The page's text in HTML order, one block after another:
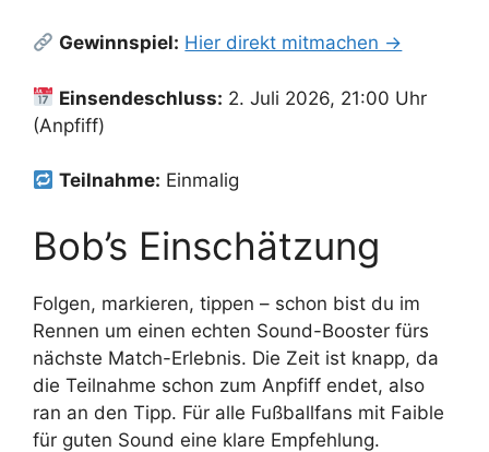
Gewinnspiel: Hier direkt mitmachen →
Einsendeschluss: 2. Juli 2026, 21:00 Uhr
(Anpfiff)
Teilnahme: Einmalig
Bob’s Einschätzung
Folgen, markieren, tippen – schon bist du im
Rennen um einen echten Sound-Booster fürs
nächste Match-Erlebnis. Die Zeit ist knapp, da
die Teilnahme schon zum Anpfiff endet, also
ran an den Tipp. Für alle Fußballfans mit Faible
für guten Sound eine klare Empfehlung.